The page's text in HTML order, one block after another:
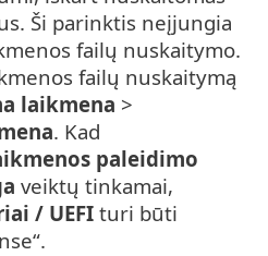
Ši parinktis neįjungia
failų nuskaitymo.
failų nuskaitymą
laikmena >
. Kad
paleidimo
veiktų tinkamai,
/ UEFIturi būti